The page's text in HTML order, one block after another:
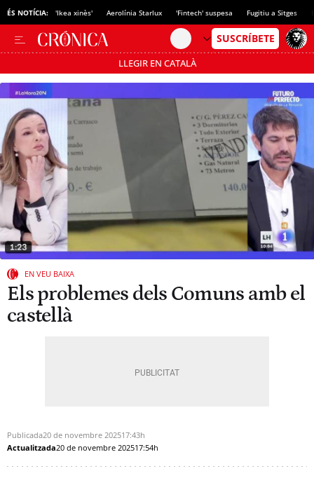
ÉS NOTÍCIA: 'Ikea xinès' Aerolínia Starlux 'Fintech' suspesa Fugitiu a Sitges
LLEGIR EN CATALÀ
Passa’t al mode estalvi
EN VEU BAIXA
Els problemes dels Comuns amb el
castellà
Publicada20 de novembre 202517:43h
Actualitzada20 de novembre 202517:54h